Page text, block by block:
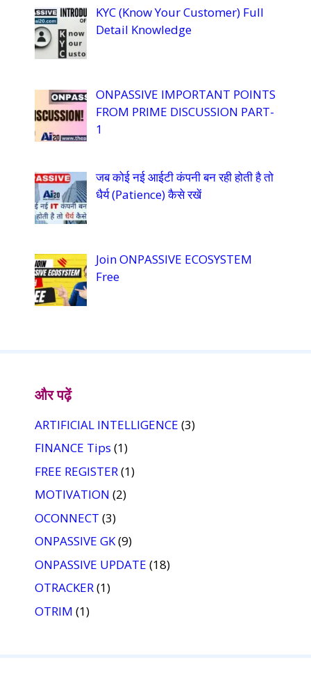
KYC (Know Your Customer) Full
Detail Knowledge
ONPASSIVE IMPORTANT POINTS
FROM PRIME DISCUSSION PART-
1
जब कोई नई आईटी कंपनी बन रही होती है तो
धैर्य (Patience) कैसे रखें
Join ONPASSIVE ECOSYSTEM
Free
और पढ़ें
ARTIFICIAL INTELLIGENCE (3)
FINANCE Tips (1)
FREE REGISTER(1)
MOTIVATION (2)
OCONNECT (3)
ONPASSIVE GK(9)
ONPASSIVE UPDATE (18)
OTRACKER(1)
OTRIM (1)